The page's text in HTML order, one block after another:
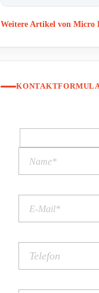
Weitere Artikel von Micro